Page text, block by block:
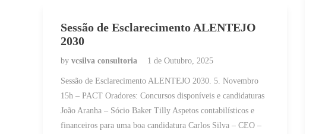
Sessão de Esclarecimento ALENTEJO
2030
by vcsilva consultoria 1 de Outubro, 2025
Sessão de Esclarecimento ALENTEJO 2030. 5. Novembro
15h – PACT Oradores: Concursos disponíveis e candidaturas
João Aranha – Sócio Baker Tilly Aspetos contabilísticos e
financeiros para uma boa candidatura Carlos Silva – CEO –